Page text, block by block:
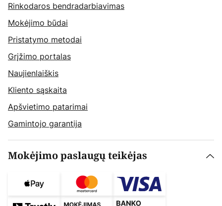
Rinkodaros bendradarbiavimas
Mokėjimo būdai
Pristatymo metodai
Grįžimo portalas
Naujienlaiškis
Kliento sąskaita
Apšvietimo patarimai
Gamintojo garantija
Mokėjimo paslaugų teikėjas